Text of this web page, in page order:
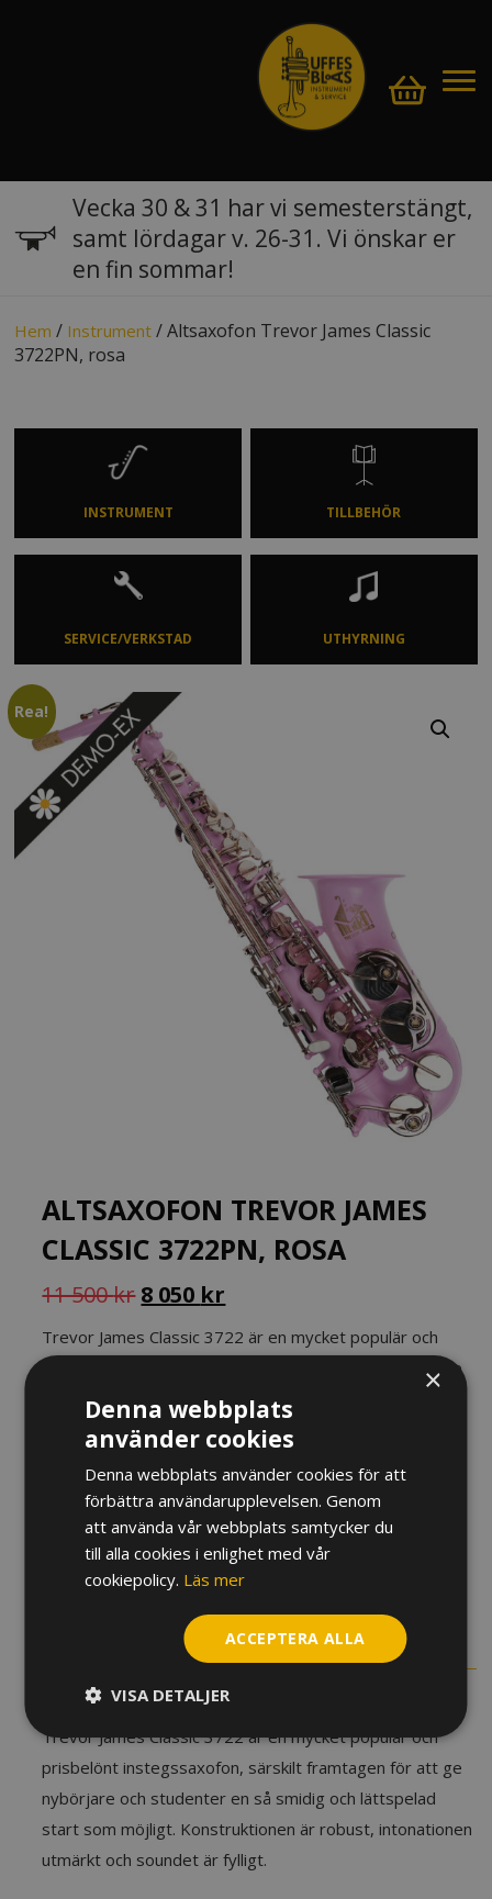
Vecka 30 & 31 har vi semesterstängt,
samt lördagar v. 26-31. Vi önskar er
en fin sommar!
Hem / Instrument / Altsaxofon Trevor James Classic
3722PN, rosa
INSTRUMENT TILLBEHÖR
SERVICE/VERKSTAD UTHYRNING
Rea!
ALTSAXOFON TREVOR JAMES
CLASSIC 3722PN, ROSA
11 500kr Det
ursprungliga
priset
11
500 kr.
8 050 kr
nuvarande
priset
8
050 kr.
Trevor James Classic 3722 är en mycket populär och
prisbelönt instegssaxofon, särskilt framtagen för att ge
nybörjare och studenter en så smidig och lättspelad
start som möjligt.
I lager
Altsaxofon
Trevor
James
ClassicLÄGG TILL I VARUKORG
Artikelnr:TJJ060120
Trevor James Classic 3722 är en mycket populär och
prisbelönt instegssaxofon, särskilt framtagen för att ge
nybörjare och studenter en så smidig och lättspelad
start som möjligt. Konstruktionen är robust, intonationen
utmärkt och soundet är fylligt.
×
Denna webbplats
använder cookies
Denna webbplats använder cookies för att
förbättra användarupplevelsen. Genom
att använda vår webbplats samtycker du
till alla cookies i enlighet med vår
cookiepolicy. Läs mer
ACCEPTERA ALLA
VISA DETALJER